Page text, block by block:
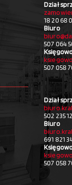
Dział
18 20 68
Biuro
507 064
507 058
Dział
502 235
Biuro
691 821
507 058